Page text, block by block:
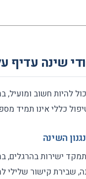
שינה עדיף
להיות חשוב
כללי אינו תמיד
ישירות בהרגלים,
שבירת קישור שלילי